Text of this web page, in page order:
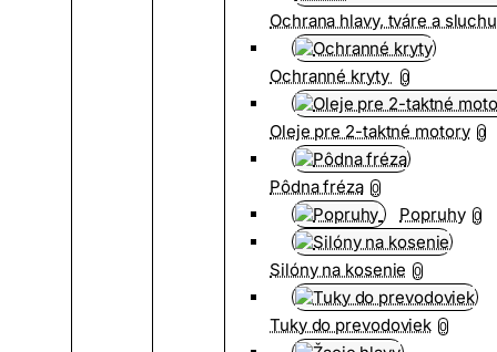
Ochrana hlavy, tváre a sluchu
Ochranné kryty 0
Oleje pre 2-taktné motory 0
Pôdna fréza 0
Popruhy 0
Silóny na kosenie 0
Tuky do prevodoviek 0